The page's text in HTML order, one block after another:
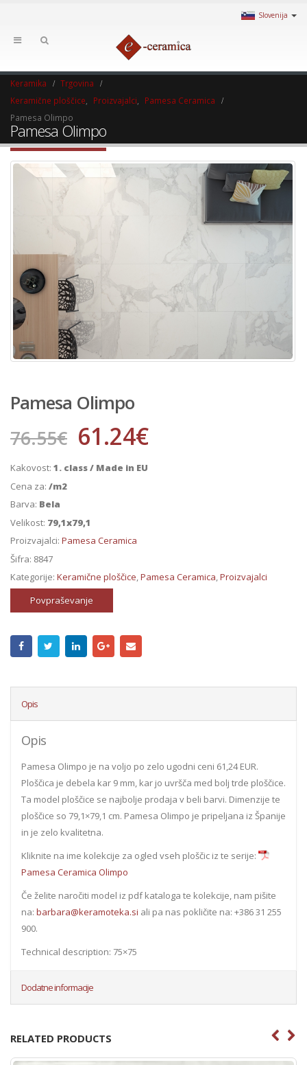
Slovenija
Keramika
Trgovina
Keramične ploščice
Proizvajalci
Pamesa Ceramica
Pamesa Olimpo
Pamesa Olimpo
Pamesa Olimpo
76.55€ 61.24€
Kakovost: 1. class / Made in EU
Cena za: /m2
Barva: Bela
Velikost: 79,1x79,1
Proizvajalci: Pamesa Ceramica
Šifra: 8847
Kategorije: Keramične ploščice,Pamesa Ceramica,Proizvajalci
Povpraševanje
Opis
Opis
Pamesa Olimpo je na voljo po zelo ugodni ceni 61,24 EUR.
Ploščica je debela kar 9 mm, kar jo uvršča med bolj trde ploščice.
Ta model ploščice se najbolje prodaja v beli barvi. Dimenzije te
ploščice so 79,1×79,1 cm. Pamesa Olimpo je pripeljana iz Španije
in je zelo kvalitetna.
Kliknite na ime kolekcije za ogled vseh ploščic iz te serije:
Pamesa Ceramica Olimpo
Če želite naročiti model iz pdf kataloga te kolekcije, nam pišite
na: barbara@keramoteka.si ali pa nas pokličite na: +386 31 255
900.
Technical description: 75×75
Dodatne informacije
RELATED PRODUCTS